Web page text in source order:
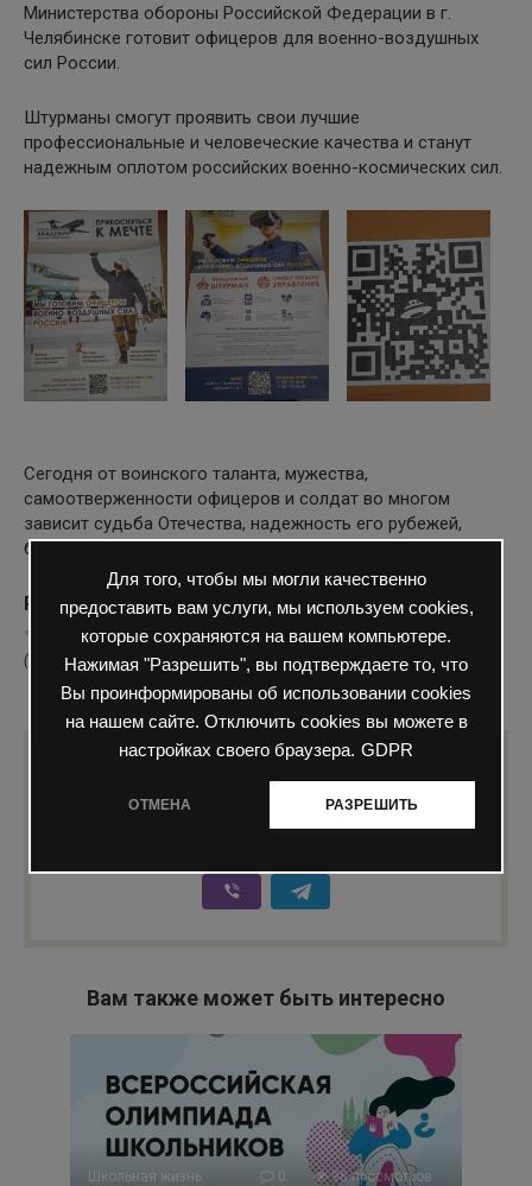
Для того, чтобы мы могли качественно
предоставить вам услуги, мы используем cookies,
которые сохраняются на вашем компьютере.
Нажимая "Разрешить", вы подтверждаете то, что
Вы проинформированы об использовании cookies
на нашем сайте. Отключить cookies вы можете в
настройках своего браузера. GDPR
ОТМЕНА РАЗРЕШИТЬ
Министерства обороны Российской Федерации в г.
Челябинске готовит офицеров для военно-воздушных
сил России.
Штурманы смогут проявить свои лучшие
профессиональные и человеческие качества и станут
надежным оплотом российских военно-космических сил.
Сегодня от воинского таланта, мужества,
самоотверженности офицеров и солдат во многом
зависит судьба Отечества, надежность его рубежей,
безопасность
Рейтинг
( Пока оценок нет )
0 81 просмотров профориентация
Вам также может быть интересно
Школьная жизнь 0 96 просмотров